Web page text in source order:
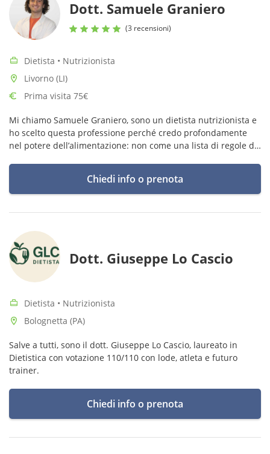
Dott. Samuele Graniero
(3 recensioni)
Dietista • Nutrizionista
Livorno (LI)
Prima visita 75€
Mi chiamo Samuele Graniero, sono un dietista nutrizionista e
ho scelto questa professione perché credo profondamente
nel potere dell’alimentazione: non come una lista di regole da
Chiedi info o prenota
Dott. Giuseppe Lo Cascio
Dietista • Nutrizionista
Bolognetta (PA)
Salve a tutti, sono il dott. Giuseppe Lo Cascio, laureato in
Dietistica con votazione 110/110 con lode, atleta e futuro
trainer.
Chiedi info o prenota